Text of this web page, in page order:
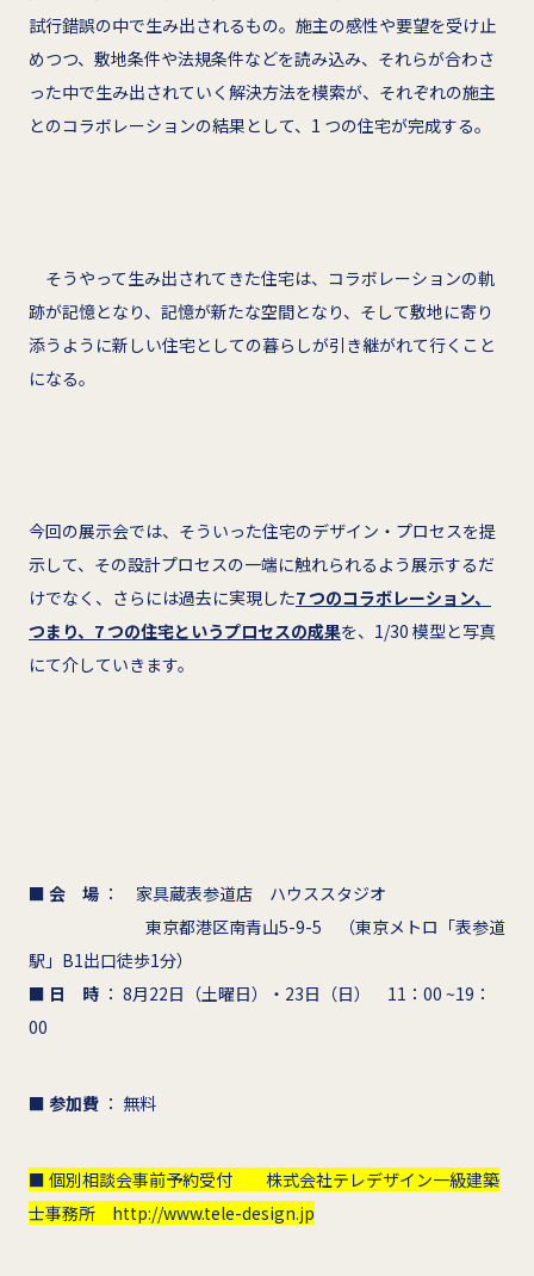
試行錯誤の中で生み出されるもの。施主の感性や要望を受け止
めつつ、敷地条件や法規条件などを読み込み、それらが合わさ
った中で生み出されていく解決方法を模索が、それぞれの施主
とのコラボレーションの結果として、1 つの住宅が完成する。
そうやって生み出されてきた住宅は、コラボレーションの軌
跡が記憶となり、記憶が新たな空間となり、そして敷地に寄り
添うように新しい住宅としての暮らしが引き継がれて行くこと
になる。
今回の展示会では、そういった住宅のデザイン・プロセスを提
示して、その設計プロセスの一端に触れられるよう展示するだ
けでなく、さらには過去に実現した7 つのコラボレーション、
つまり、7 つの住宅というプロセスの成果を、1/30 模型と写真
にて介していきます。
■ 会 場 ： 家具蔵表参道店 ハウススタジオ
東京都港区南青山5-9-5 （東京メトロ「表参道
駅」B1出口徒歩1分）
■ 日 時 ： 8月22日（土曜日）・23日（日） 11：00 ~19：
00
■ 参加費 ： 無料
■ 個別相談会事前予約受付 株式会社テレデザイン一級建築
士事務所 http://www.tele-design.jp